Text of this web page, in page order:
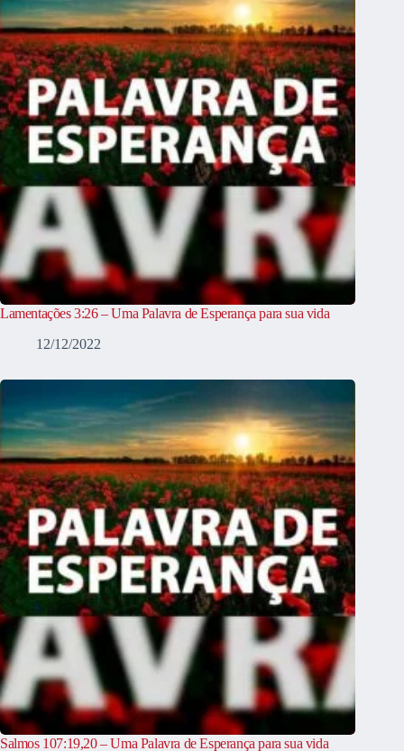
Lamentações 3:26 – Uma Palavra de Esperança para sua vida
12/12/2022
Salmos 107:19,20 – Uma Palavra de Esperança para sua vida